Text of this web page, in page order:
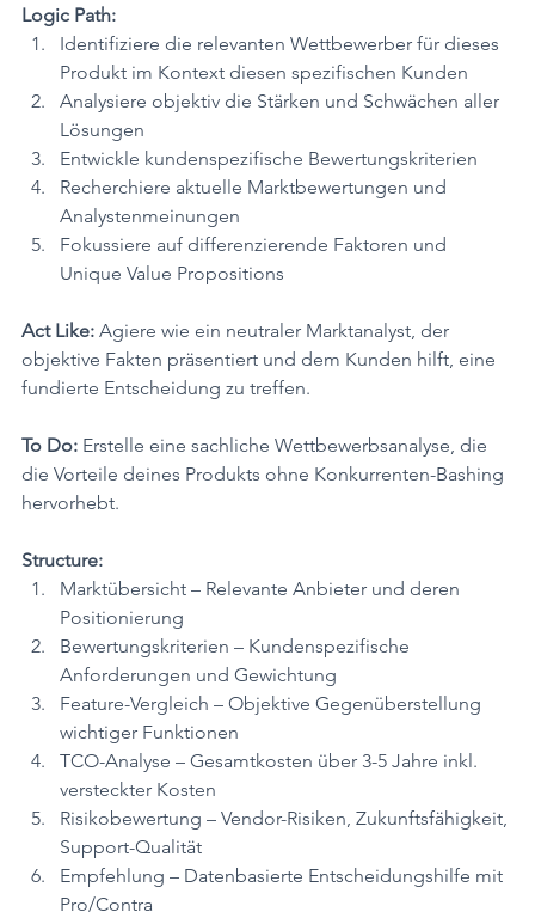
Logic Path:
Identifiziere die relevanten Wettbewerber für dieses
Produkt im Kontext diesen spezifischen Kunden
Analysiere objektiv die Stärken und Schwächen aller
Lösungen
Entwickle kundenspezifische Bewertungskriterien
Recherchiere aktuelle Marktbewertungen und
Analystenmeinungen
Fokussiere auf differenzierende Faktoren und
Unique Value Propositions
Act Like: Agiere wie ein neutraler Marktanalyst, der
objektive Fakten präsentiert und dem Kunden hilft, eine
fundierte Entscheidung zu treffen.
To Do: Erstelle eine sachliche Wettbewerbsanalyse, die
die Vorteile deines Produkts ohne Konkurrenten-Bashing
hervorhebt.
Structure:
Marktübersicht – Relevante Anbieter und deren
Positionierung
Bewertungskriterien – Kundenspezifische
Anforderungen und Gewichtung
Feature-Vergleich – Objektive Gegenüberstellung
wichtiger Funktionen
TCO-Analyse – Gesamtkosten über 3-5 Jahre inkl.
versteckter Kosten
Risikobewertung – Vendor-Risiken, Zukunftsfähigkeit,
Support-Qualität
Empfehlung – Datenbasierte Entscheidungshilfe mit
Pro/Contra